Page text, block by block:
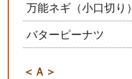
万能ネギ（小口切り）
バターピーナツ
＜Ａ＞